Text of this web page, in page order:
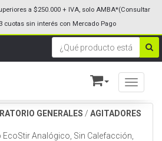
Toggle
a $250.000 + IVA, solo AMBA*(Consultar
cuotas sin interés con Mercado Pago
GENERALES / AGITADORES
Analógico, Sin Calefacción,